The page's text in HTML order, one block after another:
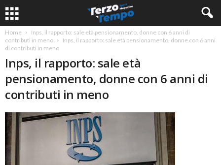
Home
Inps, il rapporto: sale età pensionamento, donne con 6 anni di
contributi in meno
Inps, il rapporto: sale età pensionamento, donne con 6 anni
di contributi in meno
Inps, il rapporto: sale età
pensionamento, donne con 6 anni di
contributi in meno